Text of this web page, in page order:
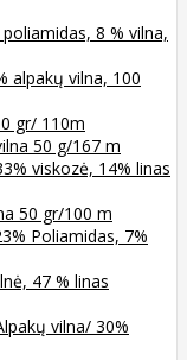
poliamidas, 8 % vilna,
alpakų vilna, 100
gr/ 110m
50 g/167 m
viskozė, 14% linas
50 gr/100 m
Poliamidas, 7%
47 % linas
vilna/ 30%